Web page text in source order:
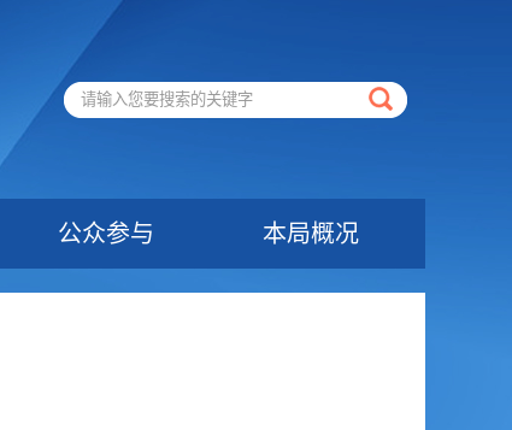
公众参与 本局概况